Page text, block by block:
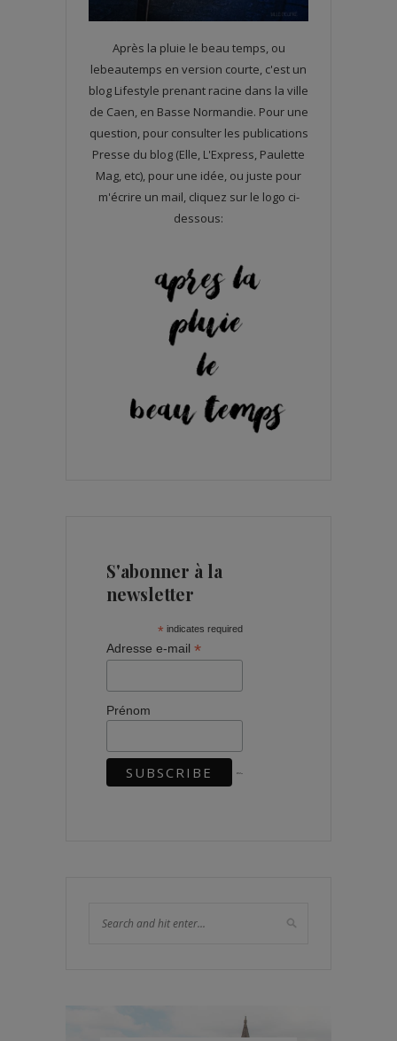
Après la pluie le beau temps, ou
lebeautemps en version courte, c'est un
blog Lifestyle prenant racine dans la ville
de Caen, en Basse Normandie. Pour une
question, pour consulter les publications
Presse du blog (Elle, L'Express, Paulette
Mag, etc), pour une idée, ou juste pour
m'écrire un mail, cliquez sur le logo ci-
dessous:
S'abonner à la
newsletter
* indicates required
Adresse e-mail *
Prénom